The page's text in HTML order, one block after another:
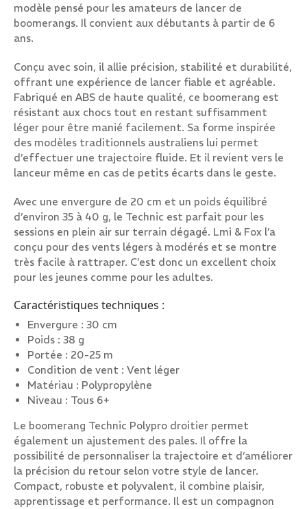
modèle pensé pour les amateurs de lancer de
boomerangs. Il convient aux débutants à partir de 6
ans.
Conçu avec soin, il allie précision, stabilité et durabilité,
offrant une expérience de lancer fiable et agréable.
Fabriqué en ABS de haute qualité, ce boomerang est
résistant aux chocs tout en restant suffisamment
léger pour être manié facilement. Sa forme inspirée
des modèles traditionnels australiens lui permet
d’effectuer une trajectoire fluide. Et il revient vers le
lanceur même en cas de petits écarts dans le geste.
Avec une envergure de 20 cm et un poids équilibré
d’environ 35 à 40 g, le Technic est parfait pour les
sessions en plein air sur terrain dégagé. Lmi & Fox l’a
conçu pour des vents légers à modérés et se montre
très facile à rattraper. C’est donc un excellent choix
pour les jeunes comme pour les adultes.
Caractéristiques techniques :
Envergure : 30 cm
Poids : 38 g
Portée : 20-25 m
Condition de vent : Vent léger
Matériau : Polypropylène
Niveau : Tous 6+
Le boomerang Technic Polypro droitier permet
également un ajustement des pales. Il offre la
possibilité de personnaliser la trajectoire et d’améliorer
la précision du retour selon votre style de lancer.
Compact, robuste et polyvalent, il combine plaisir,
apprentissage et performance. Il est un compagnon